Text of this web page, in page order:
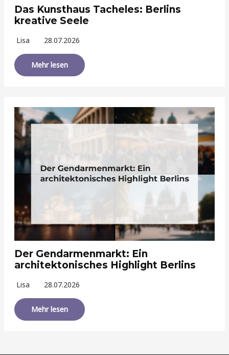
Das Kunsthaus Tacheles: Berlins
kreative Seele
Lisa 28.07.2026
Mehr lesen
Der Gendarmenmarkt: Ein
architektonisches Highlight Berlins
Lisa 28.07.2026
Mehr lesen